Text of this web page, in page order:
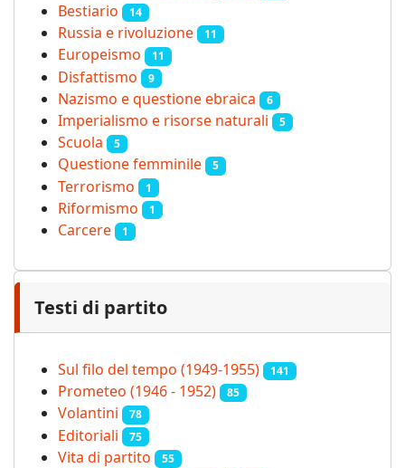
Bestiario 14
Russia e rivoluzione 11
Europeismo 11
Disfattismo 9
Nazismo e questione ebraica 6
Imperialismo e risorse naturali 5
Scuola 5
Questione femminile 5
Terrorismo 1
Riformismo 1
Carcere 1
Testi di partito
Sul filo del tempo (1949-1955) 141
Prometeo (1946 - 1952) 85
Volantini 78
Editoriali 75
Vita di partito 55